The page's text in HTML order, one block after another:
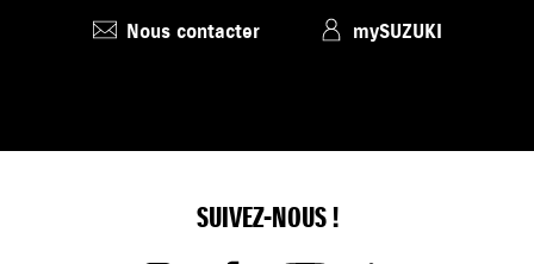
Nous contacter
mySUZUKI
SUIVEZ-NOUS !